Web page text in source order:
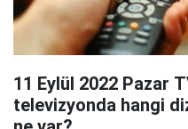
11 Eylül 2022 Pazar
televizyonda hangi